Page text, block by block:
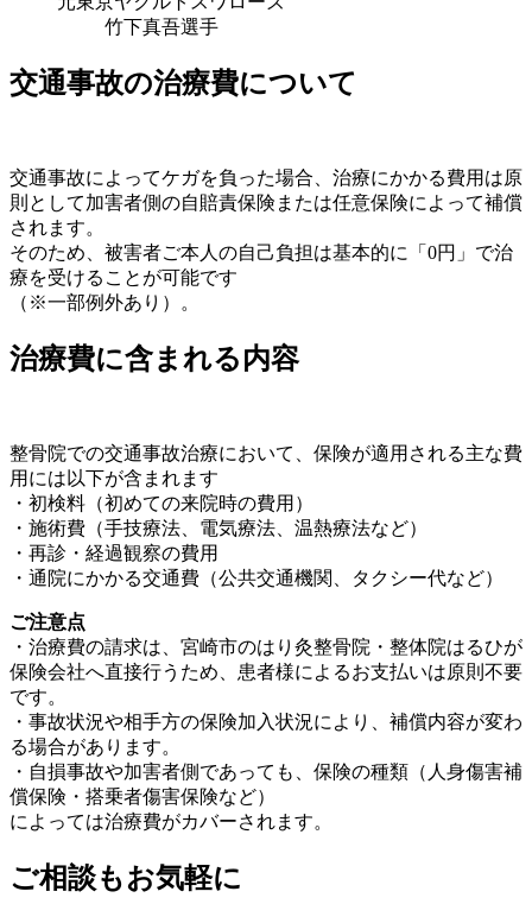
竹下真吾選手
交通事故の治療費について
交通事故によってケガを負った場合、治療にかかる費用は原
則として加害者側の自賠責保険または任意保険によって補償
されます。
そのため、被害者ご本人の自己負担は基本的に「0円」で治
療を受けることが可能です
（※一部例外あり）。
治療費に含まれる内容
整骨院での交通事故治療において、保険が適用される主な費
用には以下が含まれます
・初検料（初めての来院時の費用）
・施術費（手技療法、電気療法、温熱療法など）
・再診・経過観察の費用
・通院にかかる交通費（公共交通機関、タクシー代など）
ご注意点
・治療費の請求は、宮崎市のはり灸整骨院・整体院はるひが
保険会社へ直接行うため、患者様によるお支払いは原則不要
です。
・事故状況や相手方の保険加入状況により、補償内容が変わ
る場合があります。
・自損事故や加害者側であっても、保険の種類（人身傷害補
償保険・搭乗者傷害保険など）
によっては治療費がカバーされます。
ご相談もお気軽に